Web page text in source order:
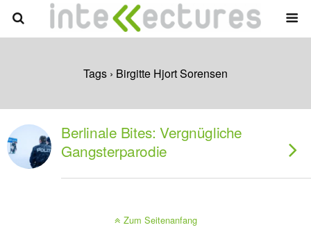
Tags › Birgitte Hjort Sorensen
Berlinale Bites: Vergnügliche
Gangsterparodie
Zum Seitenanfang